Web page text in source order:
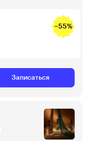
−55%
Записаться